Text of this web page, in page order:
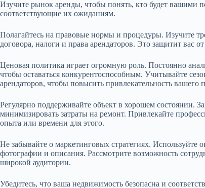
Изучите рынок аренды, чтобы понять, кто будет вашими
соответствующие их ожиданиям.
Полагайтесь на правовые нормы и процедуры. Изучите
договора, налоги и права арендаторов. Это защитит вас
Ценовая политика играет огромную роль. Постоянно
чтобы оставаться конкурентоспособным. Учитывайте
арендаторов, чтобы повысить привлекательность вашего
Регулярно поддерживайте объект в хорошем состоянии.
минимизировать затраты на ремонт. Привлекайте
опыта или времени для этого.
Не забывайте о маркетинговых стратегиях.
фотографии и описания. Рассмотрите возможность
широкой аудитории.
Убедитесь, что ваша недвижимость безопасна и